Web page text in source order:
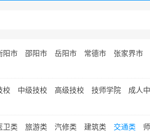
阳市 邵阳市 岳阳市 常德市 张家界市
校 中级技校 高级技校 技师学院 成人
卫类 旅游类 汽修类 建筑类 交通类